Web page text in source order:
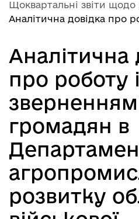
Щоквартальні звіти щодо
Аналітична довідка про
Аналітична
про роботу
громадян в
розвитку